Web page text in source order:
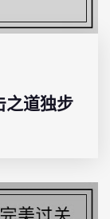
之道独步